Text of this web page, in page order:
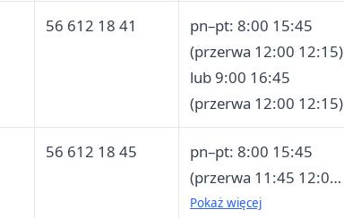
56 612 18 41
pn–pt: 8:00 15:45
(przerwa 12:00 12:15)
lub 9:00 16:45
(przerwa 12:00 12:15)
56 612 18 45
pn–pt: 8:00 15:45
(przerwa 11:45 12:00)
lub 9:00 16:45
Pokaż więcej